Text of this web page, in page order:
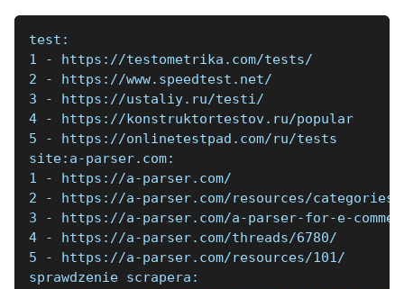
test:
1 - https://testometrika.com/tests/
2 - https://www.speedtest.net/
3 - https://ustaliy.ru/testi/
4 - https://konstruktortestov.ru/popular
5 - https://onlinetestpad.com/ru/tests
site:a-parser.com:
1 - https://a-parser.com/
2 - https://a-parser.com/resources/categories/
3 - https://a-parser.com/a-parser-for-e-
4 - https://a-parser.com/threads/6780/
5 - https://a-parser.com/resources/101/
sprawdzenie scrapera: